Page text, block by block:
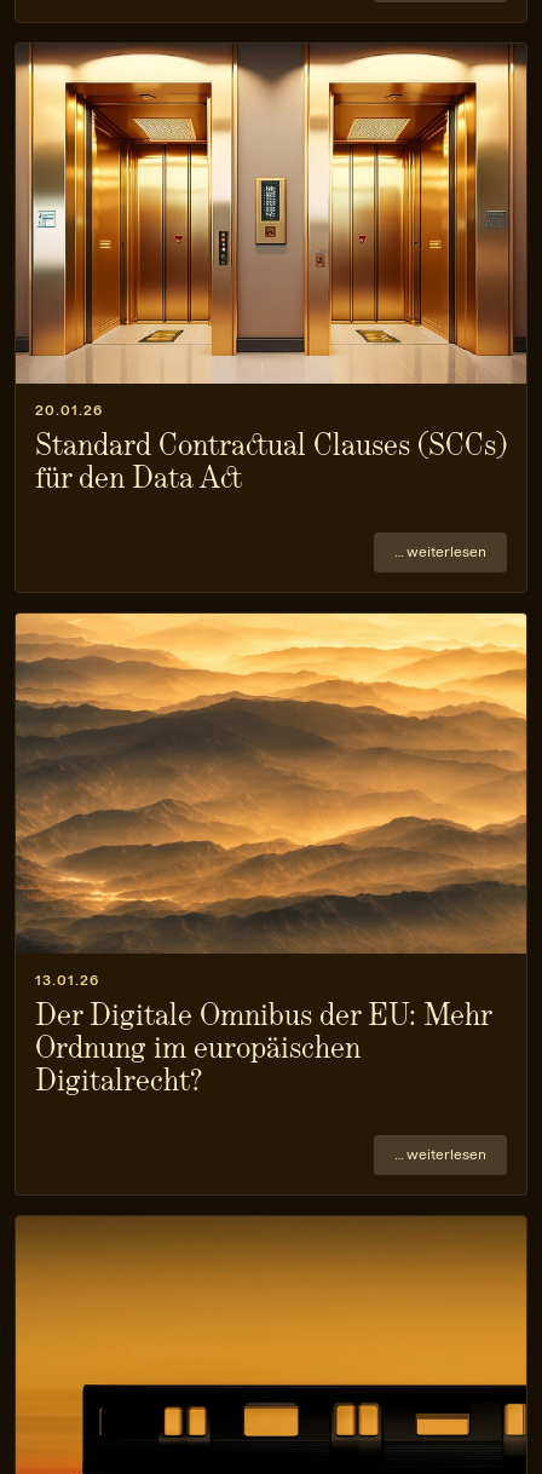
20.01.26
Standard Contractual Clauses (SCCs)
für den Data Act
… weiterlesen
13.01.26
Der Digitale Omnibus der EU: Mehr
Ordnung im europäischen
Digitalrecht?
… weiterlesen